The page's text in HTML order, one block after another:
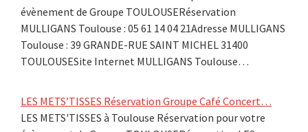
évènement de Groupe TOULOUSERéservation
MULLIGANS Toulouse : 05 61 14 04 21Adresse MULLIGANS
Toulouse : 39 GRANDE-RUE SAINT MICHEL 31400
TOULOUSESite Internet MULLIGANS Toulouse…
LES METS’TISSES Réservation Groupe Café Concert…
LES METS'TISSES à Toulouse Réservation pour votre